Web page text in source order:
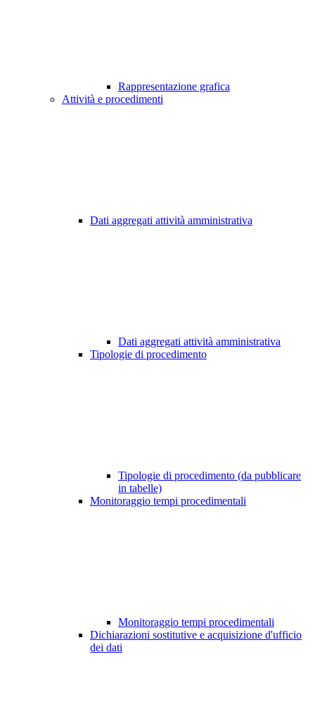
Rappresentazione grafica
Attività e procedimenti
Dati aggregati attività amministrativa
Dati aggregati attività amministrativa
Tipologie di procedimento
Tipologie di procedimento (da pubblicare
in tabelle)
Monitoraggio tempi procedimentali
Monitoraggio tempi procedimentali
Dichiarazioni sostitutive e acquisizione d'ufficio
dei dati